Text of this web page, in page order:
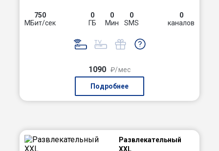
750
МБит/сек
0
ГБ
0
Мин
0
SMS
0
каналов
1090 ₽/мес
Подробнее
Развлекательный
XXL